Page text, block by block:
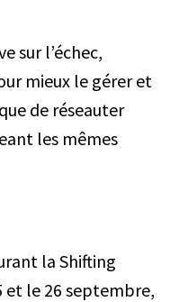
sur l’échec,
mieux le gérer et
de réseauter
les mêmes
la Shifting
et le 26 septembre,